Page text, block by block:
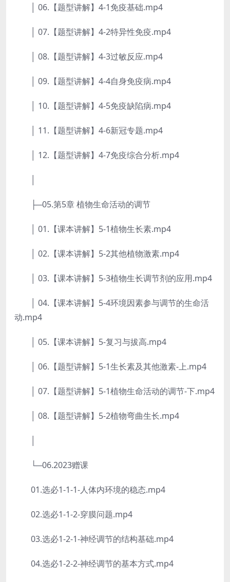
│ 06.【题型讲解】4-1免疫基础.mp4
│ 07.【题型讲解】4-2特异性免疫.mp4
│ 08.【题型讲解】4-3过敏反应.mp4
│ 09.【题型讲解】4-4自身免疫病.mp4
│ 10.【题型讲解】4-5免疫缺陷病.mp4
│ 11.【题型讲解】4-6新冠专题.mp4
│ 12.【题型讲解】4-7免疫综合分析.mp4
├─05.第5章 植物生命活动的调节
│ 01.【课本讲解】5-1植物生长素.mp4
│ 02.【课本讲解】5-2其他植物激素.mp4
│ 03.【课本讲解】5-3植物生长调节剂的应用.mp4
│ 04.【课本讲解】5-4环境因素参与调节的生命活
动.mp4
│ 05.【课本讲解】5-复习与拔高.mp4
│ 06.【题型讲解】5-1生长素及其他激素-上.mp4
│ 07.【题型讲解】5-1植物生命活动的调节-下.mp4
│ 08.【题型讲解】5-2植物弯曲生长.mp4
└─06.2023赠课
01.选必1-1-1-人体内环境的稳态.mp4
02.选必1-1-2-穿膜问题.mp4
03.选必1-2-1-神经调节的结构基础.mp4
04.选必1-2-2-神经调节的基本方式.mp4